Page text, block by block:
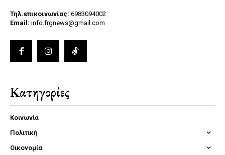
Τηλ.επικοινωνίας: 6983094002
Email: info.frgnews@gmail.com
Κατηγορίες
Κοινωνία
Πολιτική
Οικονομία